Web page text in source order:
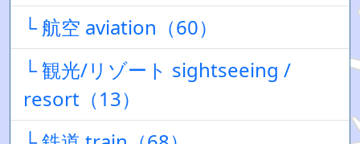
└ 航空 aviation（60）
└ 観光/リゾート sightseeing /
resort（13）